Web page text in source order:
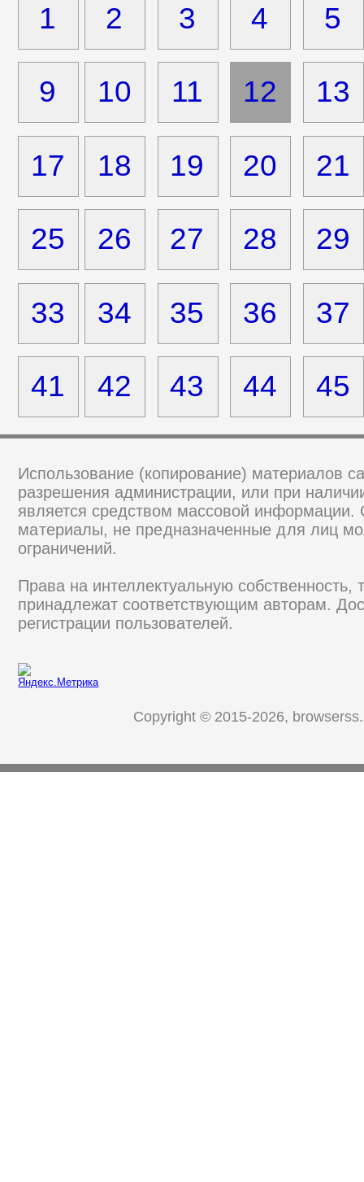
Использование (копирование) материалов
разрешения администрации, или при
является средством массовой информации.
материалы, не предназначенные для лиц
ограничений.
Права на интеллектуальную собственность,
принадлежат соответствующим авторам.
регистрации пользователей.
Copyright © 2015-2026,
1 2 3 4
9 11 13
17 18 19 20 21
25 26 27 29
28
33 34 37
35 36
41 42 43 44 45
5
10 12